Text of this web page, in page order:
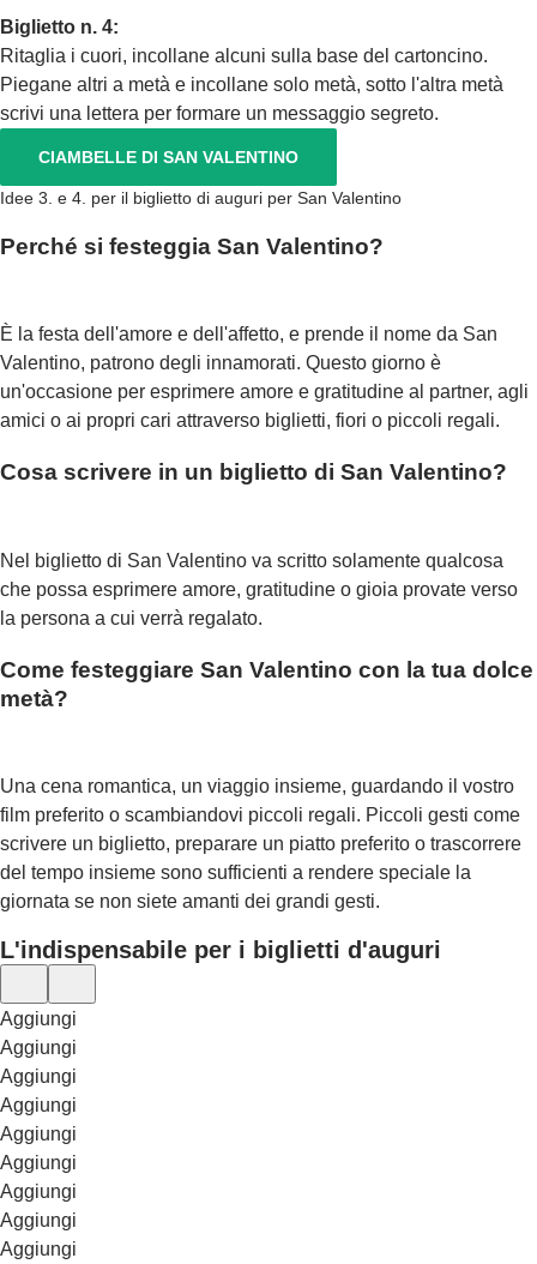
Biglietto n. 4:
Ritaglia i cuori, incollane alcuni sulla base del cartoncino.
Piegane altri a metà e incollane solo metà, sotto l'altra metà
scrivi una lettera per formare un messaggio segreto.
CIAMBELLE DI SAN VALENTINO
Idee 3. e 4. per il biglietto di auguri per San Valentino
Perché si festeggia San Valentino?
È la festa dell'amore e dell'affetto, e prende il nome da San
Valentino, patrono degli innamorati. Questo giorno è
un'occasione per esprimere amore e gratitudine al partner, agli
amici o ai propri cari attraverso biglietti, fiori o piccoli regali.
Cosa scrivere in un biglietto di San Valentino?
Nel biglietto di San Valentino va scritto solamente qualcosa
che possa esprimere amore, gratitudine o gioia provate verso
la persona a cui verrà regalato.
Come festeggiare San Valentino con la tua dolce
metà?
Una cena romantica, un viaggio insieme, guardando il vostro
film preferito o scambiandovi piccoli regali. Piccoli gesti come
scrivere un biglietto, preparare un piatto preferito o trascorrere
del tempo insieme sono sufficienti a rendere speciale la
giornata se non siete amanti dei grandi gesti.
L'indispensabile per i biglietti d'auguri
Aggiungi
Aggiungi
Aggiungi
Aggiungi
Aggiungi
Aggiungi
Aggiungi
Aggiungi
Aggiungi